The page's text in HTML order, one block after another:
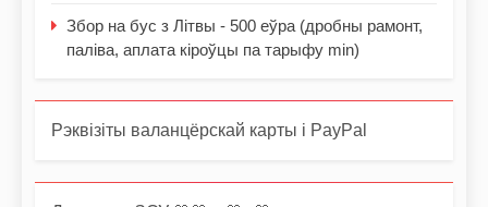
Збор на бус з Літвы - 500 еўра (дробны рамонт,
паліва, аплата кіроўцы па тарыфу min)
Рэквізіты валанцёрскай карты і PayPal